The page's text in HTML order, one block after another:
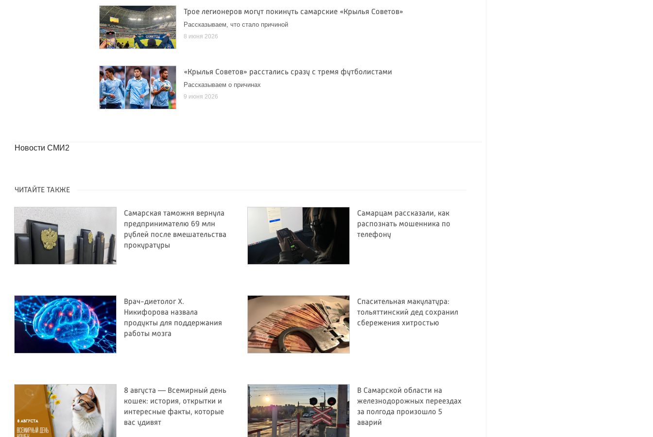
Трое легионеров могут покинуть самарские «Крылья Советов»
Рассказываем, что стало причиной
8 июня 2026
«Крылья Советов» расстались сразу с тремя футболистами
Рассказываем о причинах
9 июня 2026
Новости СМИ2
ЧИТАЙТЕ ТАКЖЕ
Самарская таможня вернула
предпринимателю 69 млн
рублей после вмешательства
прокуратуры
Самарцам рассказали, как
распознать мошенника по
телефону
Врач-диетолог Х.
Никифорова назвала
продукты для поддержания
работы мозга
Спасительная макулатура:
тольяттинский дед сохранил
сбережения хитростью
8 августа — Всемирный день
кошек: история, открытки и
интересные факты, которые
вас удивят
В Самарской области на
железнодорожных переездах
за полгода произошло 5
аварий